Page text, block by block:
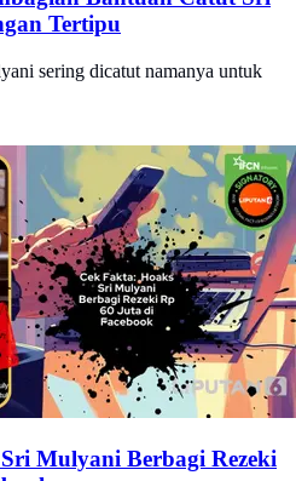
Tertipu
sering dicatut namanya untuk
Mulyani Berbagi Rezeki